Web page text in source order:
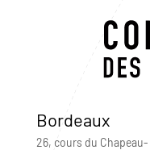
Bordeaux
26, cours du Chapeau-